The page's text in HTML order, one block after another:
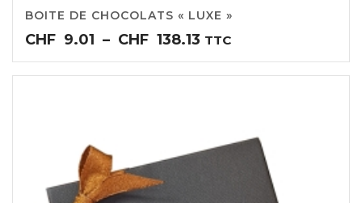
BOITE DE CHOCOLATS « LUXE »
CHF 9.01 – CHF 138.13 Plage
de
prix :
TTC